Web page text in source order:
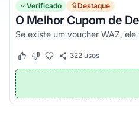
Verificado Destaque
O Melhor Cupom de
Este cupom funcionou
Este cupom não funcionou
322usos